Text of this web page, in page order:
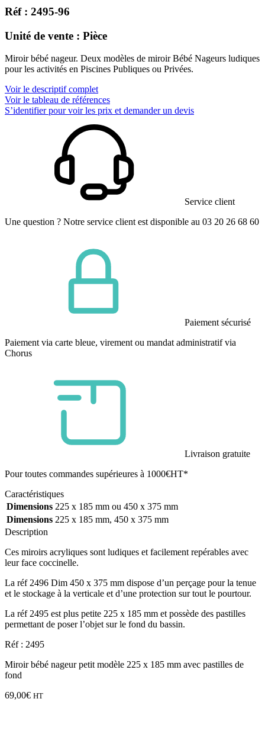
Réf : 2495-96
Unité de vente : Pièce
Miroir bébé nageur. Deux modèles de miroir Bébé Nageurs ludiques
pour les activités en Piscines Publiques ou Privées.
Voir le descriptif complet
Voir le tableau de références
S’identifier pour voir les prix et demander un devis
Service client
Une question ? Notre service client est disponible au 03 20 26 68 60
Paiement sécurisé
Paiement via carte bleue, virement ou mandat administratif via
Chorus
Livraison gratuite
Pour toutes commandes supérieures à 1000€HT*
Caractéristiques
Dimensions 225 x 185 mm ou 450 x 375 mm
Dimensions 225 x 185 mm, 450 x 375 mm
Description
Ces miroirs acryliques sont ludiques et facilement repérables avec
leur face coccinelle.
La réf 2496 Dim 450 x 375 mm dispose d’un perçage pour la tenue
et le stockage à la verticale et d’une protection sur tout le pourtour.
La réf 2495 est plus petite 225 x 185 mm et possède des pastilles
permettant de poser l’objet sur le fond du bassin.
Réf : 2495
Miroir bébé nageur petit modèle 225 x 185 mm avec pastilles de
fond
69,00€ HT